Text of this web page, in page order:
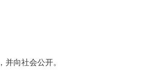
并向社会公开。